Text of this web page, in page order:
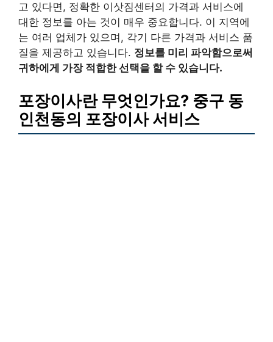
고 있다면, 정확한 이삿짐센터의 가격과 서비스에
대한 정보를 아는 것이 매우 중요합니다. 이 지역에
는 여러 업체가 있으며, 각기 다른 가격과 서비스 품
질을 제공하고 있습니다. 정보를 미리 파악함으로써
귀하에게 가장 적합한 선택을 할 수 있습니다.
포장이사란 무엇인가요? 중구 동
인천동의 포장이사 서비스